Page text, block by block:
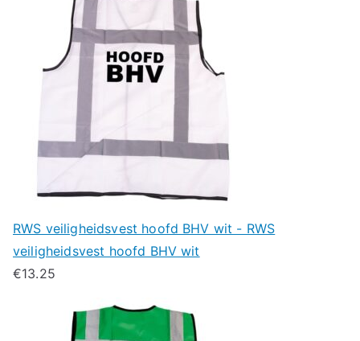
RWS veiligheidsvest hoofd BHV wit - RWS
veiligheidsvest hoofd BHV wit
€13.25